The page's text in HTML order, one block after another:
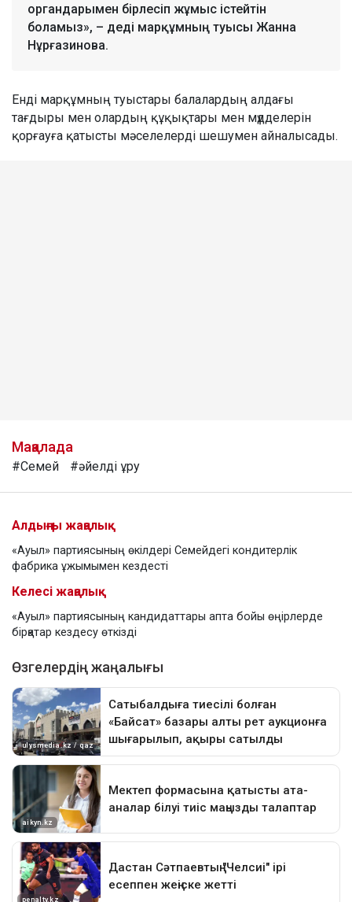
органдарымен бірлесіп жұмыс істейтін
боламыз», – деді марқұмның туысы Жанна
Нұрғазинова.
Енді марқұмның туыстары балалардың алдағы
тағдыры мен олардың құқықтары мен мүдделерін
қорғауға қатысты мәселелерді шешумен айналысады.
Мақалада
#Семей #әйелді ұру
Алдыңғы жаңалық
«Ауыл» партиясының өкілдері Семейдегі кондитерлік
фабрика ұжымымен кездесті
Келесі жаңалық
«Ауыл» партиясының кандидаттары апта бойы өңірлерде
бірқатар кездесу өткізді